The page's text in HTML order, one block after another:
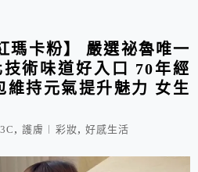
瑪卡粉】 嚴選祕魯唯一
術味道好入口 70年經
維持元氣提升魅力 女生
,護膚︱彩妝,好感生活